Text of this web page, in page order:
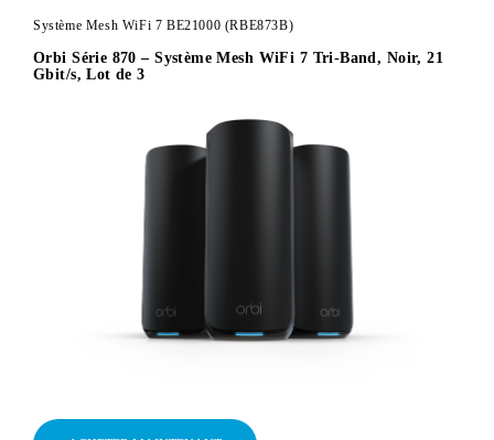
Système Mesh WiFi 7 BE21000 (RBE873B)
Orbi Série 870 – Système Mesh WiFi 7 Tri-Band, Noir, 21
Gbit/s, Lot de 3